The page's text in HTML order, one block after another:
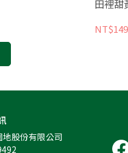
田裡
NT$149
股份有限公司